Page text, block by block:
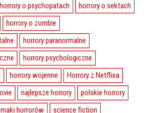
horrory o psychopatach
horrory o sektach
horrory o zombie
horrory paranormalne
horrory psychologiczne
horrory wojenne
Horrory z Netflixa
najlepsze horrory
polskie horrory
horrorów
science fiction